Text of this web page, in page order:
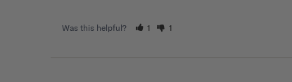
Was this helpful? 1 1